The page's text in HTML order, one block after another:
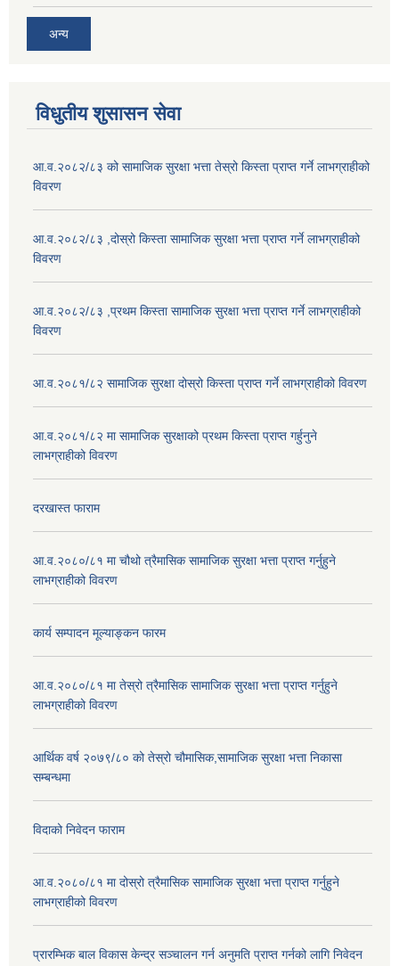
अन्य
विधुतीय शुसासन सेवा
आ.व.२०८२/८३ को सामाजिक सुरक्षा भत्ता तेस्रो किस्ता प्राप्त गर्ने लाभग्राहीको
विवरण
आ.व.२०८२/८३ ,दोस्रो किस्ता सामाजिक सुरक्षा भत्ता प्राप्त गर्ने लाभग्राहीको
विवरण
आ.व.२०८२/८३ ,प्रथम किस्ता सामाजिक सुरक्षा भत्ता प्राप्त गर्ने लाभग्राहीको
विवरण
आ.व.२०८१/८२ सामाजिक सुरक्षा दोस्रो किस्ता प्राप्त गर्ने लाभग्राहीको विवरण
आ.व.२०८१/८२ मा सामाजिक सुरक्षाको प्रथम किस्ता प्राप्त गर्हुनुने
लाभग्राहीको विवरण
दरखास्त फाराम
आ.व.२०८०/८१ मा चौथो त्रैमासिक सामाजिक सुरक्षा भत्ता प्राप्त गर्नुहुने
लाभग्राहीको विवरण
कार्य सम्पादन मूल्याङ्कन फारम
आ.व.२०८०/८१ मा तेस्रो त्रैमासिक सामाजिक सुरक्षा भत्ता प्राप्त गर्नुहुने
लाभग्राहीको विवरण
आर्थिक वर्ष २०७९/८० को तेस्रो चौमासिक,सामाजिक सुरक्षा भत्ता निकासा
सम्बन्धमा
विदाको निवेदन फाराम
आ.व.२०८०/८१ मा दोस्रो त्रैमासिक सामाजिक सुरक्षा भत्ता प्राप्त गर्नुहुने
लाभग्राहीको विवरण
प्रारम्भिक बाल विकास केन्द्र सञ्चालन गर्न अनुमति प्राप्त गर्नको लागि निवेदन